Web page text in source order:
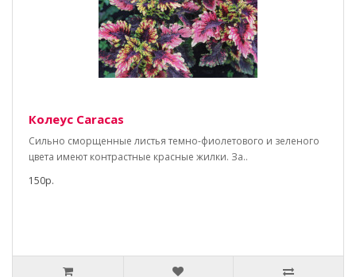
Колеус Caracas
Сильно сморщенные листья темно-фиолетового и зеленого
цвета имеют контрастные красные жилки. За..
150р.